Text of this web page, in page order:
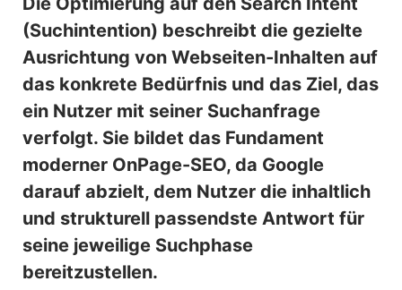
(Suchintention) beschreibt die gezielte
Ausrichtung von Webseiten-Inhalten auf
das konkrete Bedürfnis und das Ziel, das
ein Nutzer mit seiner Suchanfrage
verfolgt. Sie bildet das Fundament
moderner OnPage-SEO, da Google
darauf abzielt, dem Nutzer die inhaltlich
und strukturell passendste Antwort für
seine jeweilige Suchphase
bereitzustellen.